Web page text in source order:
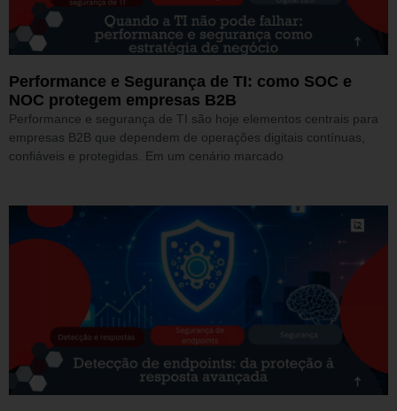
Performance e Segurança de TI: como SOC e
NOC protegem empresas B2B
Performance e segurança de TI são hoje elementos centrais para
empresas B2B que dependem de operações digitais contínuas,
confiáveis e protegidas. Em um cenário marcado